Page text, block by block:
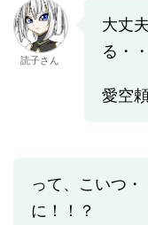
読子さん
大丈
る・
愛空
って、こいつ・
に！！？